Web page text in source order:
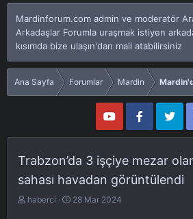
Mardinforum.com admin ve moderatör
Arkadaşlar Forumla uraşmak istiyen
kısımda bize ulaşın'dan mail atabilirsiniz
Ana Sayfa Forumlar Mardin
Trabzon’da 3 işçiye mezar
sahası havadan görüntülendi
K
haberci
B
28 Mar 2024